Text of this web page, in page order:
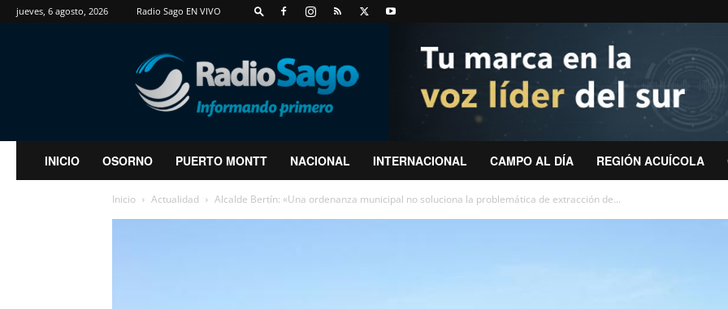
jueves, 6 agosto, 2026 Radio Sago EN VIVO
RadioSago
INICIO OSORNO PUERTO MONTT NACIONAL INTERNACIONAL CAMPO AL DÍA REGIÓN ACUÍCOLA
Inicio Actualidad Alcalde Bertín: «Una ordenanza municipal no soluciona la problemática de extracción de...